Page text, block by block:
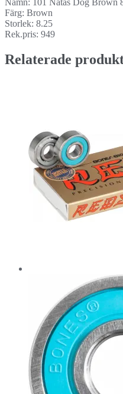
Färg: Brown
Storlek: 8.25
Rek.pris: 949
Relaterade